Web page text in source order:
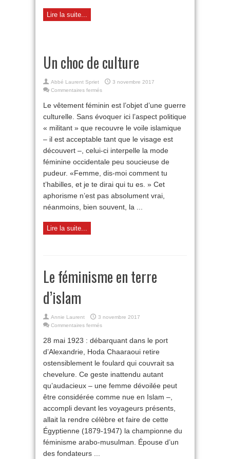
Lire la suite...
Un choc de culture
Abbé Laurent Spriet
3 novembre 2017
Commentaires fermés
choc
culture
Le vêtement féminin est l’objet d’une guerre
culturelle. Sans évoquer ici l’aspect politique
« militant » que recouvre le voile islamique
– il est acceptable tant que le visage est
découvert –, celui-ci interpelle la mode
féminine occidentale peu soucieuse de
pudeur. «Femme, dis-moi comment tu
t’habilles, et je te dirai qui tu es. » Cet
aphorisme n’est pas absolument vrai,
néanmoins, bien souvent, la ...
Lire la suite...
Le féminisme en terre
d’islam
Annie Laurent
3 novembre 2017
Commentaires fermés
féminisme
en
d’islam
28 mai 1923 : débarquant dans le port
d’Alexandrie, Hoda Chaaraoui retire
ostensiblement le foulard qui couvrait sa
chevelure. Ce geste inattendu autant
qu’audacieux – une femme dévoilée peut
être considérée comme nue en Islam –,
accompli devant les voyageurs présents,
allait la rendre célèbre et faire de cette
Égyptienne (1879-1947) la championne du
féminisme arabo-musulman. Épouse d’un
des fondateurs ...